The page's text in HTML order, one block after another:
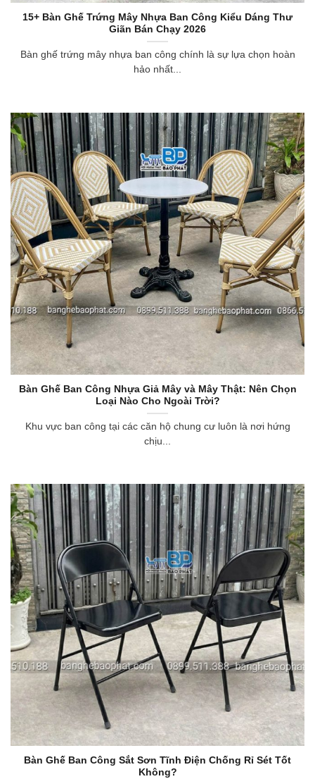
15+ Bàn Ghế Trứng Mây Nhựa Ban Công Kiểu Dáng Thư
Giãn Bán Chạy 2026
Bàn ghế trứng mây nhựa ban công chính là sự lựa chọn hoàn
hảo nhất...
Bàn Ghế Ban Công Nhựa Giả Mây và Mây Thật: Nên Chọn
Loại Nào Cho Ngoài Trời?
Khu vực ban công tại các căn hộ chung cư luôn là nơi hứng
chịu...
Bàn Ghế Ban Công Sắt Sơn Tĩnh Điện Chống Rỉ Sét Tốt
Không?